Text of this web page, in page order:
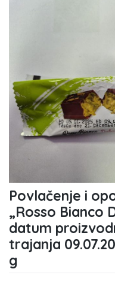
Povlačenje i
„Rosso Bianco
datum
trajanja
g